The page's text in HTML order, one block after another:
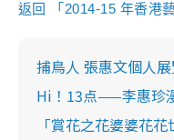
返回 「2014-15 年香港
捕鳥人 張惠文個人
Hi！13点——李惠珍
「賞花之花婆婆花